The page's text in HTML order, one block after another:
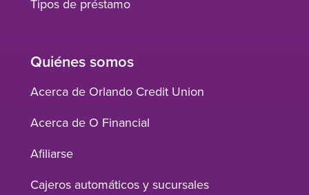
Tipos de préstamo
Quiénes somos
Acerca de Orlando Credit Union
Acerca de O Financial
Afiliarse
Cajeros automáticos y sucursales